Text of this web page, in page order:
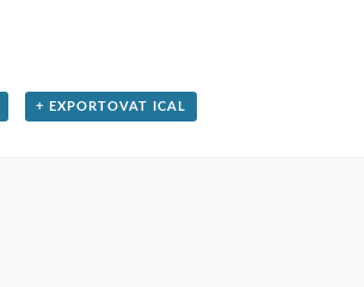
+ EXPORTOVAT ICAL